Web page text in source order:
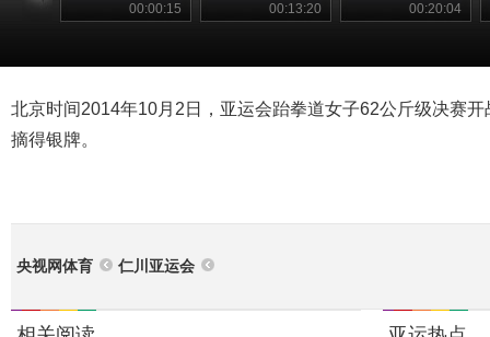
00:00:15 00:13:20 00:20:04
北京时间2014年10月2日，亚运会跆拳道女子62公斤级决赛
摘得银牌。
央视网体育 仁川亚运会